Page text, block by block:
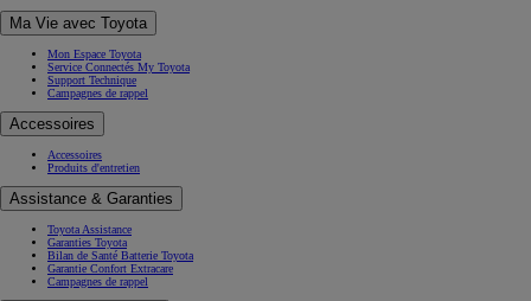
Ma Vie avec Toyota
Mon Espace Toyota
Service Connectés My Toyota
Support Technique
Campagnes de rappel
Accessoires
Accessoires
Produits d'entretien
Assistance & Garanties
Toyota Assistance
Garanties Toyota
Bilan de Santé Batterie Toyota
Garantie Confort Extracare
Campagnes de rappel